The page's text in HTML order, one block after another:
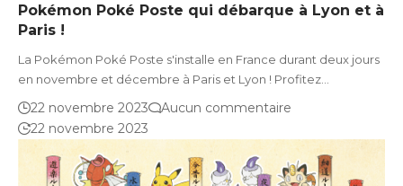
Pokémon Poké Poste qui débarque à Lyon et à
Paris !
La Pokémon Poké Poste s'installe en France durant deux jours
en novembre et décembre à Paris et Lyon ! Profitez…
22 novembre 2023
Aucun commentaire
22 novembre 2023